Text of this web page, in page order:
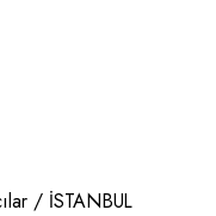
/ İSTANBUL